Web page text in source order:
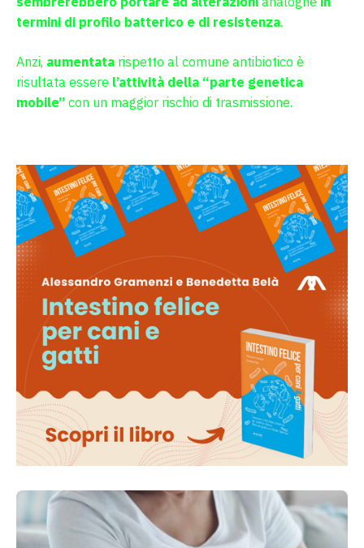
termini di profilo batterico e di resistenza.
Anzi, aumentata rispetto al comune antibiotico è
risultata essere l’attività della “parte genetica
mobile” con un maggior rischio di trasmissione.